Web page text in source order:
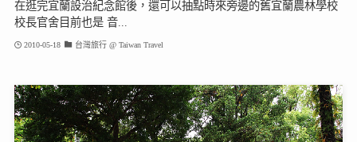
在逛完宜蘭設治紀念館後，還可以抽點時來旁邊的舊宜蘭農林學校
校長官舍目前也是 音...
2010-05-18 台灣旅行 @ Taiwan Travel